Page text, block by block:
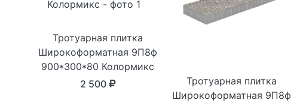
Тротуарная плитка
Широкоформатная 9П8ф
900*300*80 Колормикс
2 500
Тротуарная плитка
Широкоформатная 9П8ф